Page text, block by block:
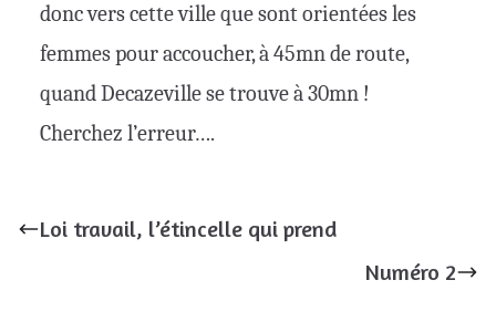
donc vers cette ville que sont orientées les
femmes pour accoucher, à 45mn de route,
quand Decazeville se trouve à 30mn !
Cherchez l’erreur….
Loi travail, l’étincelle qui prend
Numéro 2